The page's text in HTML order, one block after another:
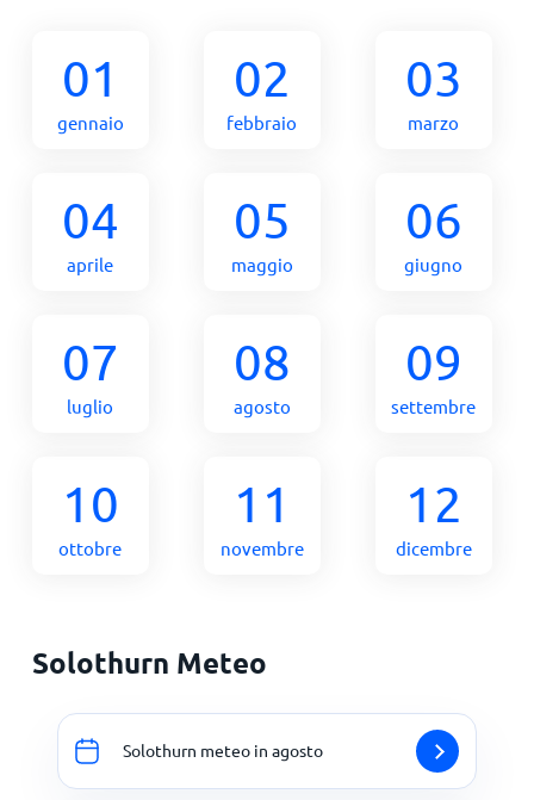
01
gennaio
02
febbraio
03
marzo
04
aprile
05
maggio
06
giugno
07
luglio
08
agosto
09
settembre
10
ottobre
11
novembre
12
dicembre
Solothurn Meteo
Solothurn meteo in agosto